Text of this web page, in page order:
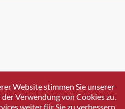
Website stimmen Sie unserer
Verwendung von Cookies zu.
weiter für Sie zu verbessern.